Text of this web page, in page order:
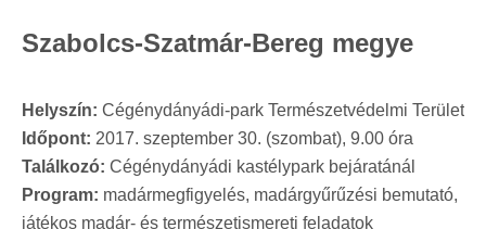
Szabolcs-Szatmár-Bereg megye
Helyszín: Cégénydányádi-park Természetvédelmi Terület
Időpont: 2017. szeptember 30. (szombat), 9.00 óra
Találkozó: Cégénydányádi kastélypark bejáratánál
Program: madármegfigyelés, madárgyűrűzési bemutató,
játékos madár- és természetismereti feladatok